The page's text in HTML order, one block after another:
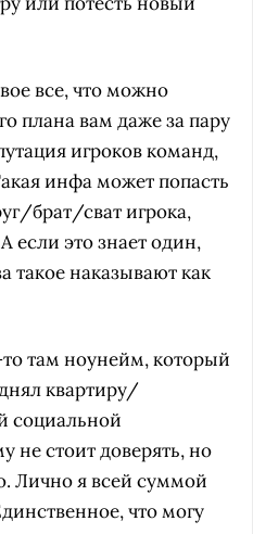
все, что можно
плана вам даже за пару
игроков команд,
инфа может попасть
брат/сват игрока,
если это знает один,
такое наказывают как
там ноунейм, который
квартиру/
социальной
не стоит доверять, но
Лично я всей суммой
что могу